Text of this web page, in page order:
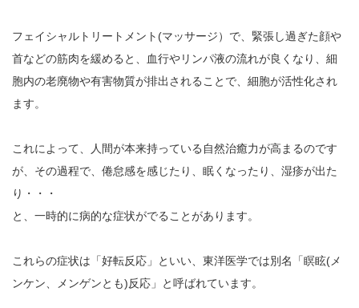
フェイシャルトリートメント(マッサージ）で、緊張し過ぎた顔や
首などの筋肉を緩めると、血行やリンパ液の流れが良くなり、細
胞内の老廃物や有害物質が排出されることで、細胞が活性化され
ます。
これによって、人間が本来持っている自然治癒力が高まるのです
が、その過程で、倦怠感を感じたり、眠くなったり、湿疹が出た
り・・・
と、一時的に病的な症状がでることがあります。
これらの症状は「好転反応」といい、東洋医学では別名「瞑眩(メ
ンケン、メンゲンとも)反応」と呼ばれています。